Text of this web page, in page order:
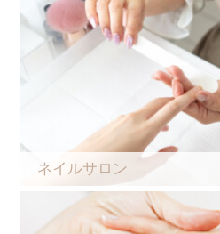
ネイルサロン